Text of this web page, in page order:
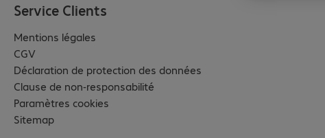
Service Clients
Mentions légales
CGV
Déclaration de protection des données
Clause de non-responsabilité
Paramètres cookies
Sitemap